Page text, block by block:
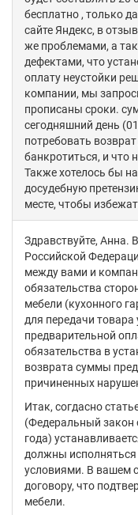
бесплатно , только
сайте Яндекс, в
же проблемами, а
дефектами, что
оплату неустойки
компании, мы
прописаны сроки.
сегодняшний день
потребовать
банкротиться, и что
Также хотелось бы
досудебную
месте, чтобы
Здравствуйте, Анна.
Российской
между вами и
обязательства
мебели (кухонного
для передачи товара
предварительной
обязательства в
возврата суммы
причиненных
Итак, согдасно
(Федеральный закон
года)
должны исполняться
условиями. В вашем
договору, что
мебели.